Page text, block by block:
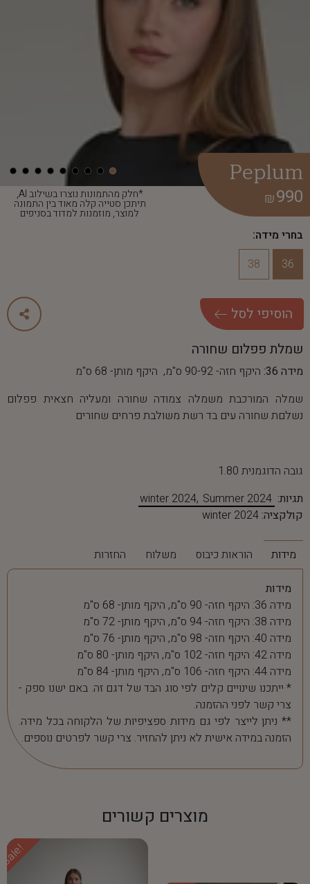
*חלק מהתמונות נוצרו בשילוב AI,
תיתכן סטייה קלה מאוד בין התמונה
למוצר, מוזמנות למדוד בסניפים
Peplum
990
₪
בחרי מידה:
36
38
הוסיפי לסל
שמלת פפלום שחורה
מידה 36:
היקף חזה- 90-92 ס"מ, היקף מותן- 68 ס"מ
שמלה המורכבת משמלה צמודה שחורה ומעליה חצאית פפלום
נשלםת שחורה עים בד רשת משולבת פרחים שחורים
גובה הדוגמנית 1.80
תגיות:
winter 2024 Summer 2024
קולקציה: winter 2024
מידות הוראות כיבוס משלוח החזרות
מידות
מידה 36: היקף חזה- 90 ס"מ, היקף מותן- 68 ס"מ
מידה 38: היקף חזה- 94 ס"מ, היקף מותן- 72 ס"מ
מידה 40: היקף חזה- 98 ס"מ, היקף מותן- 76 ס"מ
מידה 42: היקף חזה- 102 ס"מ, היקף מותן- 80 ס"מ
מידה 44: היקף חזה- 106 ס"מ, היקף מותן- 84 ס"מ
* ייתכנו שינויים קלים לפי סוג הבד של דגם זה. באם ישנו ספק -
צרי קשר לפני ההזמנה.
** ניתן לייצר לפי גם מידות ספציפיות של הלקוחה בכל מידה.
הזמנה במידה אישית לא ניתן להחזיר. צרי קשר לפרטים נוספים.
מוצרים קשורים